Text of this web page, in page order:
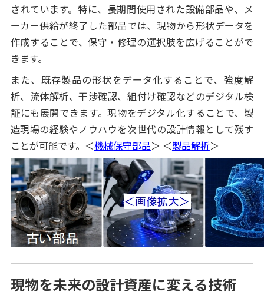
されています。特に、長期間使用された設備部品や、メ
ーカー供給が終了した部品では、現物から形状データを
作成することで、保守・修理の選択肢を広げることがで
きます。
また、既存製品の形状をデータ化することで、強度解
析、流体解析、干渉確認、組付け確認などのデジタル検
証にも展開できます。現物をデジタル化することで、製
造現場の経験やノウハウを次世代の設計情報として残す
ことが可能です。＜機械保守部品＞ ＜製品解析＞
現物を未来の設計資産に変える技術